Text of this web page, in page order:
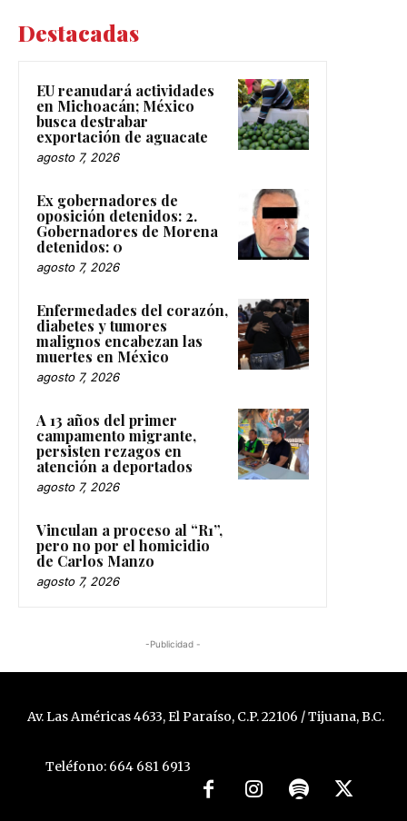
Destacadas
EU reanudará actividades
en Michoacán; México
busca destrabar
exportación de aguacate
agosto 7, 2026
Ex gobernadores de
oposición detenidos: 2.
Gobernadores de Morena
detenidos: 0
agosto 7, 2026
Enfermedades del corazón,
diabetes y tumores
malignos encabezan las
muertes en México
agosto 7, 2026
A 13 años del primer
campamento migrante,
persisten rezagos en
atención a deportados
agosto 7, 2026
Vinculan a proceso al “R1”,
pero no por el homicidio
de Carlos Manzo
agosto 7, 2026
-Publicidad -
Av. Las Américas 4633, El Paraíso, C.P. 22106 / Tijuana, B.C.
Teléfono: 664 681 6913